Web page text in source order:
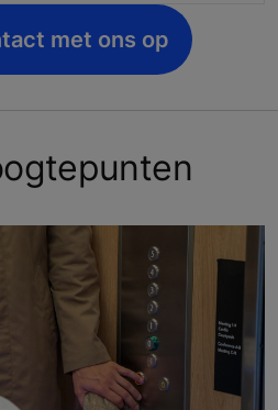
met ons op